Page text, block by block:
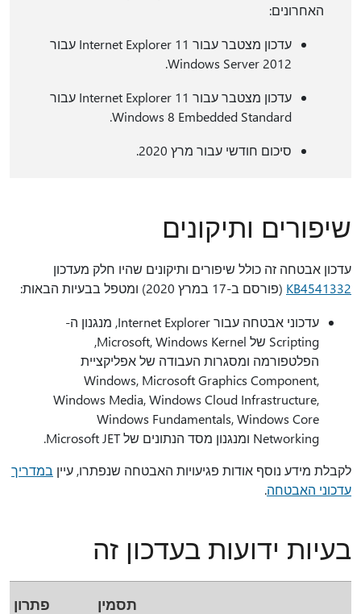
האחרונים:
עדכון מצטבר עבור Internet Explorer 11 עבור
Windows Server 2012.
עדכון מצטבר עבור Internet Explorer 11 עבור
Windows 8 Embedded Standard.
סיכום חודשי עבור מרץ 2020.
שיפורים ותיקונים
עדכון אבטחה זה כולל שיפורים ותיקונים שהיו חלק מעדכון
KB4541332 (פורסם ב-17 במרץ 2020) ומטפל בבעיות הבאות:
עדכוני אבטחה עבור Internet Explorer, מנגנון ה-
Scripting של Microsoft, Windows Kernel,
הפלטפורמה ומסגרות העבודה של אפליקציית
Windows, Microsoft Graphics Component,
Windows Media, Windows Cloud Infrastructure,
Windows Fundamentals, Windows Core
Networking ומנגנון מסד הנתונים של Microsoft JET.
לקבלת מידע נוסף אודות פגיעויות האבטחה שנפתרו, עיין במדריך
עדכוני האבטחה.
בעיות ידועות בעדכון זה
תסמין פתרון